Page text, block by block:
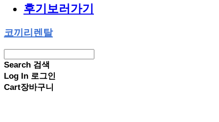
후기보러가기
코끼리렌탈
Search 검색
Log In 로그인
Cart장바구니